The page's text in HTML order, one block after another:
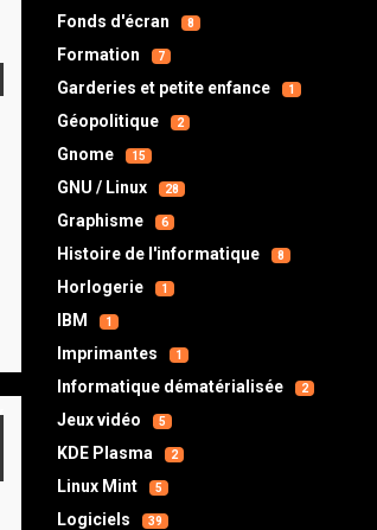
Fonds d'écran 8
Formation 7
Garderies et petite enfance 1
Géopolitique 2
Gnome 15
GNU / Linux 28
Graphisme 6
Histoire de l'informatique 8
Horlogerie 1
IBM 1
Imprimantes 1
Informatique dématérialisée 2
Jeux vidéo 5
KDE Plasma 2
Linux Mint 5
Logiciels 39